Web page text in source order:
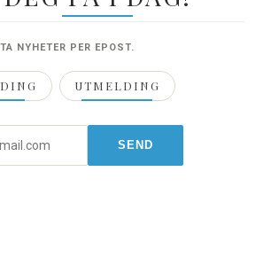
NYHETER PER EPOST.
UTMELDING